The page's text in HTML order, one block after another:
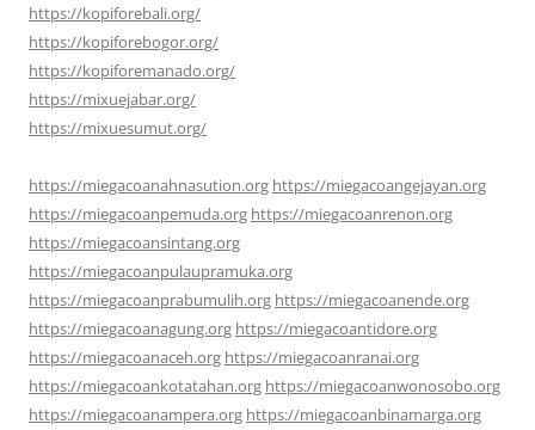
https://kopiforebali.org/
https://kopiforebogor.org/
https://kopiforemanado.org/
https://mixuejabar.org/
https://mixuesumut.org/
https://miegacoanahnasution.org https://miegacoangejayan.org
https://miegacoanpemuda.org https://miegacoanrenon.org
https://miegacoansintang.org
https://miegacoanpulaupramuka.org
https://miegacoanprabumulih.org https://miegacoanende.org
https://miegacoanagung.org https://miegacoantidore.org
https://miegacoanaceh.org https://miegacoanranai.org
https://miegacoankotatahan.org https://miegacoanwonosobo.org
https://miegacoanampera.org https://miegacoanbinamarga.org